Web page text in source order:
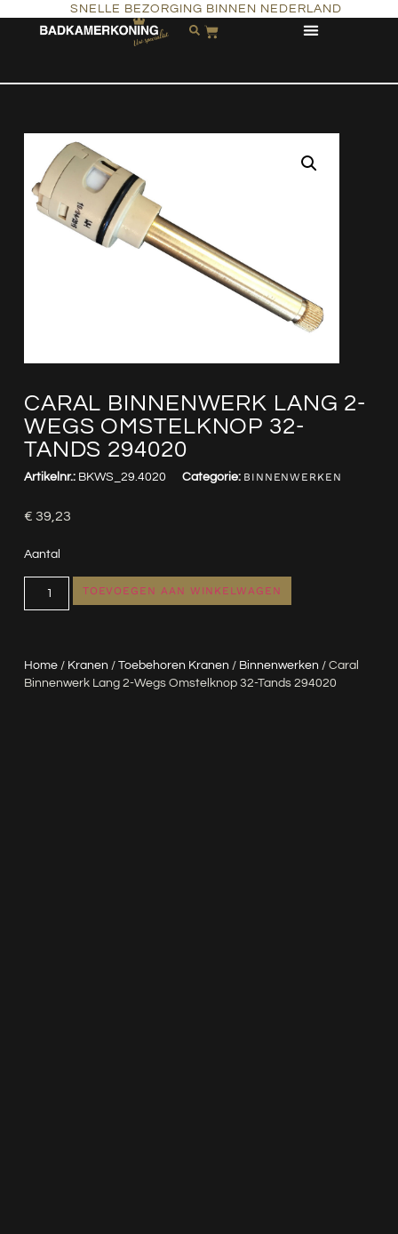
SNELLE BEZORGING BINNEN NEDERLAND
CARAL BINNENWERK LANG 2-
WEGS OMSTELKNOP 32-
TANDS 294020
Home/ Kranen / Toebehoren Kranen / Binnenwerken / Caral
Binnenwerk Lang 2-Wegs Omstelknop 32-Tands 294020
Artikelnr.: BKWS_29.4020 Categorie: BINNENWERKEN
€ 39,23
Aantal
TOEVOEGEN AAN WINKELWAGEN